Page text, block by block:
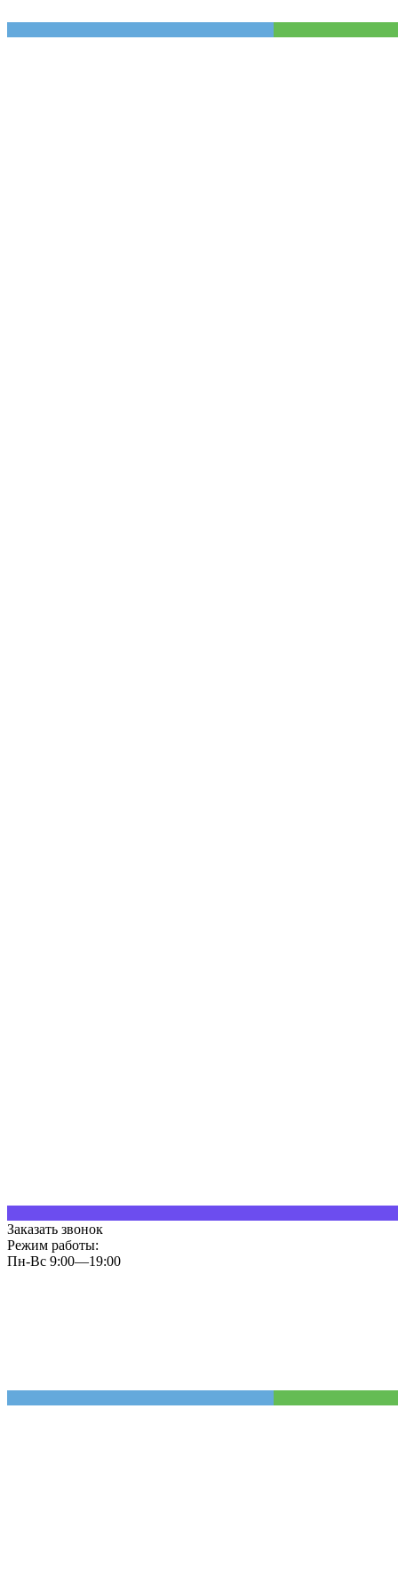
Заказать звонок
Режим работы:
Пн-Вс 9:00—19:00